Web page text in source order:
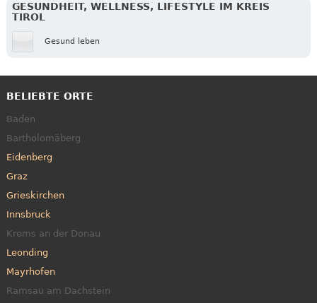
GESUNDHEIT, WELLNESS, LIFESTYLE IM KREIS
TIROL
Gesund leben
BELIEBTE ORTE
Baden
Bartholomäberg
Eidenberg
Graz
Grieskirchen
Innsbruck
Krems an der Donau
Leonding
Mayrhofen
Ramsau am Dachstein